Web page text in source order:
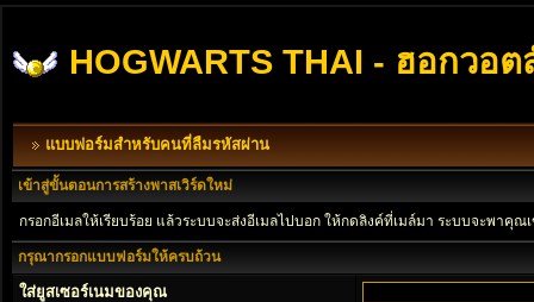
HOGWARTS THAI - ฮอกวอต
แบบฟอร์มสำหรับคนที่ลืมรหัสผ่าน
เข้าสู่ขั้นตอนการสร้างพาสเวิร์ดใหม่
กรอกอีเมลให้เรียบร้อย แล้วระบบจะส่งอีเมลไปบอก ให้กดลิงค์ที่เมล์มา ระบบจะพาคุ
กรุณากรอกแบบฟอร์มให้ครบถ้วน
ใส่ยูสเซอร์เนมของคุณ